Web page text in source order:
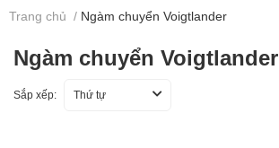
Trang chủ / Ngàm chuyển Voigtlander
Ngàm chuyển Voigtlander
Sắp xếp: Thứ tự